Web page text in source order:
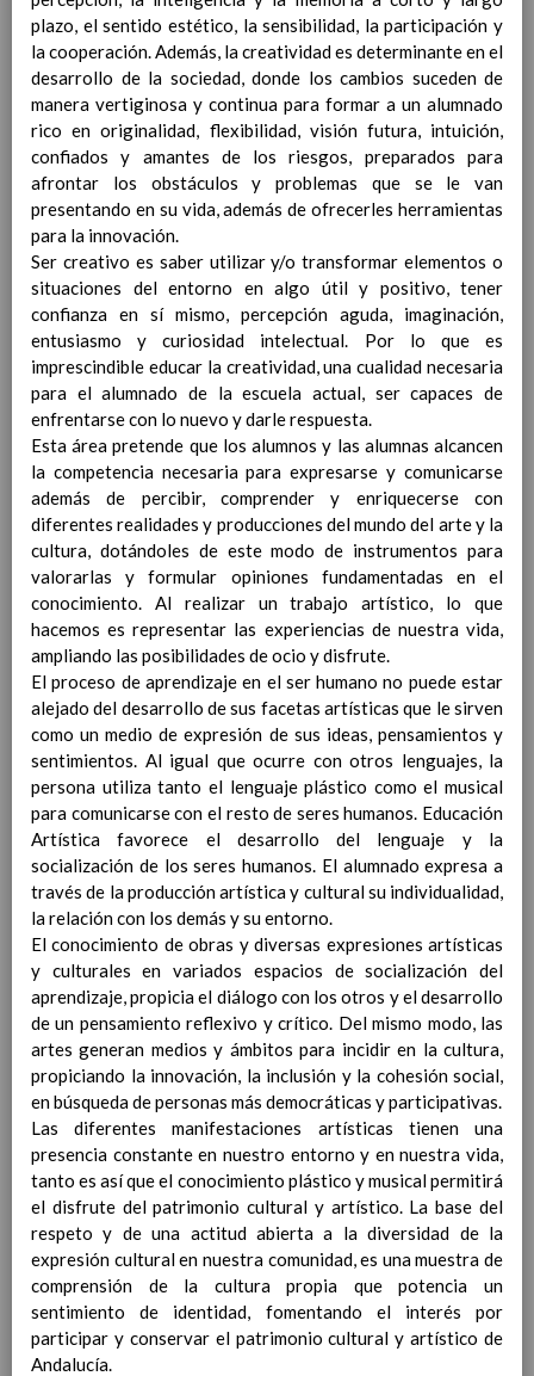
mÃºltiples con los objetivos generales
y de Ã¡reas curriculares.
Competencias bÃ¡sicas
15 noviembre 2019
ProgramaciÃ³n y relaciÃ³n de los
elementos curriculares del 2Âº ciclo de
e. Infantil
EvaluaciÃ³n
InterrelaciÃ³n familiar-centro
educativo
AtenciÃ³n a la diversidad
15 noviembre
Proyecto curricular de ReligiÃ³n
CatÃ³lica en Segundo Ciclo de Infantil
ConcreciÃ³n curricular para la
etapa
15 noviembre 2019
Ãrea III: Lenguajes:
comunicaciÃ³n y
representaciÃ³n
15 noviembre 2019
Ãrea II: Conocimiento del
medio
15 noviembre 2019
Ãrea I: Conocimiento de sÃ­
mismo y autonomÃ­a
personal
15 noviembre 2019
MetodologÃ­a 15 noviembre 2019
Recursos 15 noviembre 2019
EducaciÃ³n Primaria
CoordinaciÃ³n y concreciÃ³n curricular
Objetivos de la etapa
Ãrea de Lengua Castellana y
Literatura
Objetivos del Ã¡rea
ContribuciÃ³n del Ã¡rea a
las competencias clave
ConcreciÃ³n curricular
para la etapa. Perfiles de
Ã¡rea y de
competencias
En revisiÃ³n
Ãrea de MatemÃ¡ticas
Objetivos del Ã¡rea
ContribuciÃ³n del Ã¡rea a
las competencias clave
ConcreciÃ³n curricular
para la etapa. Perfiles de
Ã¡rea y de
competencias
En revisiÃ³n
Ãrea de Lengua Extranjera
(inglÃ©s)
Objetivos del Ã¡rea
ContribuciÃ³n del Ã¡rea a
las competencias clave
ConcreciÃ³n curricular
para la etapa. Perfiles de
plazo, el sentido estético, la sensibilidad, la participación y
la cooperación. Además, la creatividad es determinante en el
desarrollo de la sociedad, donde los cambios suceden de
manera vertiginosa y continua para formar a un alumnado
rico en originalidad, flexibilidad, visión futura, intuición,
confiados y amantes de los riesgos, preparados para
afrontar los obstáculos y problemas que se le van
presentando en su vida, además de ofrecerles herramientas
para la innovación.
Ser creativo es saber utilizar y/o transformar elementos o
situaciones del entorno en algo útil y positivo, tener
confianza en sí mismo, percepción aguda, imaginación,
entusiasmo y curiosidad intelectual. Por lo que es
imprescindible educar la creatividad, una cualidad necesaria
para el alumnado de la escuela actual, ser capaces de
enfrentarse con lo nuevo y darle respuesta.
Esta área pretende que los alumnos y las alumnas alcancen
la competencia necesaria para expresarse y comunicarse
además de percibir, comprender y enriquecerse con
diferentes realidades y producciones del mundo del arte y la
cultura, dotándoles de este modo de instrumentos para
valorarlas y formular opiniones fundamentadas en el
conocimiento. Al realizar un trabajo artístico, lo que
hacemos es representar las experiencias de nuestra vida,
ampliando las posibilidades de ocio y disfrute.
El proceso de aprendizaje en el ser humano no puede estar
alejado del desarrollo de sus facetas artísticas que le sirven
como un medio de expresión de sus ideas, pensamientos y
sentimientos. Al igual que ocurre con otros lenguajes, la
persona utiliza tanto el lenguaje plástico como el musical
para comunicarse con el resto de seres humanos. Educación
Artística favorece el desarrollo del lenguaje y la
socialización de los seres humanos. El alumnado expresa a
través de la producción artística y cultural su individualidad,
la relación con los demás y su entorno.
El conocimiento de obras y diversas expresiones artísticas
y culturales en variados espacios de socialización del
aprendizaje, propicia el diálogo con los otros y el desarrollo
de un pensamiento reflexivo y crítico. Del mismo modo, las
artes generan medios y ámbitos para incidir en la cultura,
propiciando la innovación, la inclusión y la cohesión social,
en búsqueda de personas más democráticas y participativas.
Las diferentes manifestaciones artísticas tienen una
presencia constante en nuestro entorno y en nuestra vida,
tanto es así que el conocimiento plástico y musical permitirá
el disfrute del patrimonio cultural y artístico. La base del
respeto y de una actitud abierta a la diversidad de la
expresión cultural en nuestra comunidad, es una muestra de
comprensión de la cultura propia que potencia un
sentimiento de identidad, fomentando el interés por
participar y conservar el patrimonio cultural y artístico de
Andalucía.